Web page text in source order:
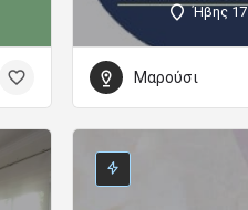
Ήβης 17
Μαρούσι